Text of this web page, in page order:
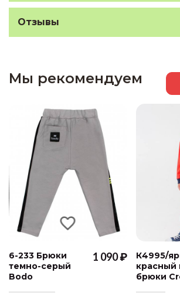
Отзывы
Мы рекомендуем
6-233 Брюки
темно-серый
Bodo
1 090 ₽
К4995/
красный
брюки